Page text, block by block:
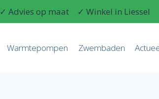
✓ Advies op maat ✓ Winkel in Liessel
Warmtepompen Zwembaden